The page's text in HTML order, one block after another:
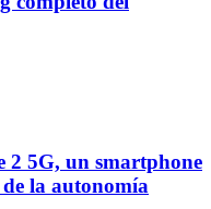
2 5G, un smartphone
de la autonomía